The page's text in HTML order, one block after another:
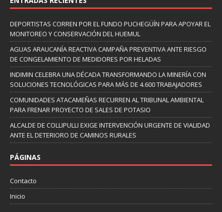
DEPORTISTAS CORREN POR EL FUNDO PUCHEGÜÍN PARA APOYAR EL
MONITOREO Y CONSERVACIÓN DEL HUEMUL
AGUAS ARAUCANÍA REACTIVA CAMPAÑA PREVENTIVA ANTE RIESGO
DE CONGELAMIENTO DE MEDIDORES POR HELADAS
INDIMIN CELEBRA UNA DÉCADA TRANSFORMANDO LA MINERÍA CON
SOLUCIONES TECNOLÓGICAS PARA MÁS DE 4.600 TRABAJADORES
COMUNIDADES ATACAMEÑAS RECURREN AL TRIBUNAL AMBIENTAL
PARA FRENAR PROYECTO DE SALES DE POTASIO
ALCALDE DE COLLIPULLI EXIGE INTERVENCIÓN URGENTE DE VIALIDAD
ANTE EL DETERIORO DE CAMINOS RURALES
PÁGINAS
Contacto
Inicio